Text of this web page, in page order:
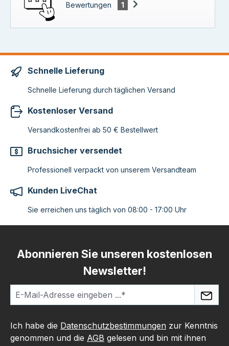
Bewertungen 1
Schnelle Lieferung
Schnelle Lieferung durch täglichen Versand
Kostenloser Versand
Versandkostenfrei ab 50 € Bestellwert
Bruchsicher versendet
Professionell verpackt von unserem Versandteam
Kunden LiveChat
Sie erreichen uns täglich von 08:00 - 17:00 Uhr
Abonnieren Sie unseren kostenlosen
Newsletter!
Ich habe die Datenschutzbestimmungen zur Kenntnis
genommen und die AGB gelesen und bin mit ihnen